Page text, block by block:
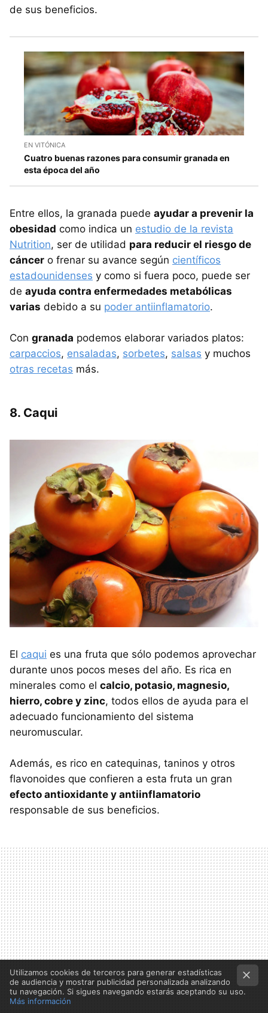
de sus beneficios.
EN VITÓNICA
Cuatro buenas razones para consumir granada en
esta época del año
Entre ellos, la granada puede ayudar a prevenir la
obesidad como indica un estudio de la revista
Nutrition, ser de utilidad para reducir el riesgo de
cáncer o frenar su avance según científicos
estadounidenses y como si fuera poco, puede ser
de ayuda contra enfermedades metabólicas
varias debido a su poder antiinflamatorio.
Con granada podemos elaborar variados platos:
carpaccios, ensaladas, sorbetes, salsas y muchos
otras recetas más.
8. Caqui
El caqui es una fruta que sólo podemos aprovechar
durante unos pocos meses del año. Es rica en
minerales como el calcio, potasio, magnesio,
hierro, cobre y zinc, todos ellos de ayuda para el
adecuado funcionamiento del sistema
neuromuscular.
Además, es rico en catequinas, taninos y otros
flavonoides que confieren a esta fruta un gran
efecto antioxidante y antiinflamatorio
responsable de sus beneficios.
Utilizamos cookies de terceros para generar estadísticas
de audiencia y mostrar publicidad personalizada analizando
tu navegación. Si sigues navegando estarás aceptando su uso.
Más información